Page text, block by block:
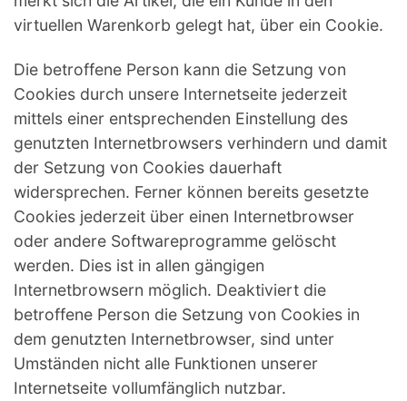
virtuellen Warenkorb gelegt hat, über ein Cookie.
Die betroffene Person kann die Setzung von
Cookies durch unsere Internetseite jederzeit
mittels einer entsprechenden Einstellung des
genutzten Internetbrowsers verhindern und damit
der Setzung von Cookies dauerhaft
widersprechen. Ferner können bereits gesetzte
Cookies jederzeit über einen Internetbrowser
oder andere Softwareprogramme gelöscht
werden. Dies ist in allen gängigen
Internetbrowsern möglich. Deaktiviert die
betroffene Person die Setzung von Cookies in
dem genutzten Internetbrowser, sind unter
Umständen nicht alle Funktionen unserer
Internetseite vollumfänglich nutzbar.